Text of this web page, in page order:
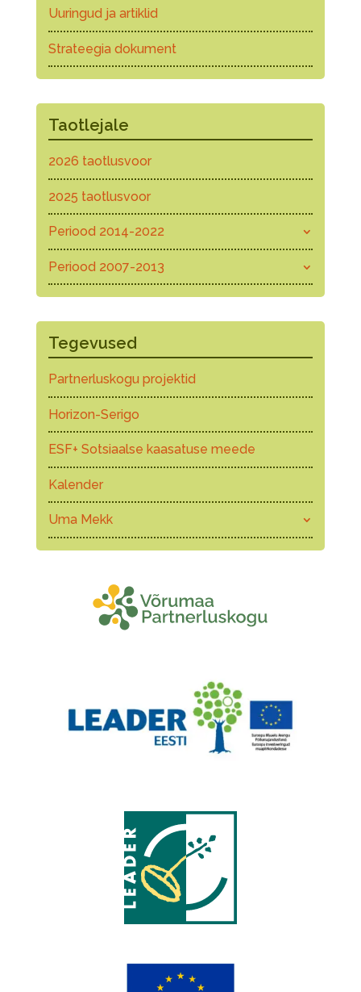
Uuringud ja artiklid
Strateegia dokument
Taotlejale
2026 taotlusvoor
2025 taotlusvoor
Periood 2014-2022
Periood 2007-2013
Tegevused
Partnerluskogu projektid
Horizon-Serigo
ESF+ Sotsiaalse kaasatuse meede
Kalender
Uma Mekk